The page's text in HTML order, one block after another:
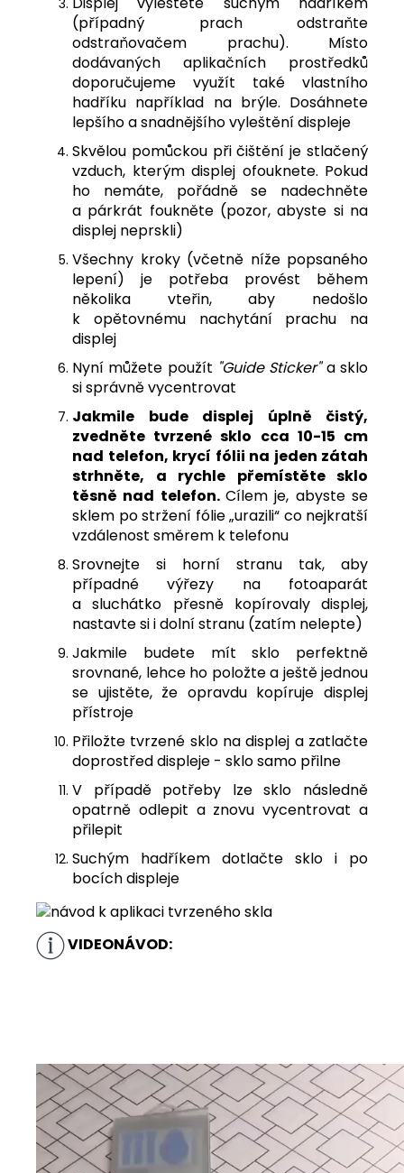
(případný prach odstraňte
odstraňovačem prachu). Místo
dodávaných aplikačních prostředků
doporučujeme využít také vlastního
hadříku například na brýle. Dosáhnete
lepšího a snadnějšího vyleštění displeje
Skvělou pomůckou při čištění je stlačený
vzduch, kterým displej ofouknete. Pokud
ho nemáte, pořádně se nadechněte
a párkrát foukněte (pozor, abyste si na
displej neprskli)
Všechny kroky (včetně níže popsaného
lepení) je potřeba provést během
několika vteřin, aby nedošlo
k opětovnému nachytání prachu na
displej
Nyní můžete použít "Guide Sticker"a sklo
si správně vycentrovat
Jakmile bude displej úplně čistý,
zvedněte tvrzené sklo cca 10-15 cm
nad telefon, krycí fólii na jeden zátah
strhněte, a rychle přemístěte sklo
těsně nad telefon. Cílem je, abyste se
sklem po stržení fólie „urazili“ co nejkratší
vzdálenost směrem k telefonu
Srovnejte si horní stranu tak, aby
případné výřezy na fotoaparát
a sluchátko přesně kopírovaly displej,
nastavte si i dolní stranu (zatím nelepte)
Jakmile budete mít sklo perfektně
srovnané, lehce ho položte a ještě jednou
se ujistěte, že opravdu kopíruje displej
přístroje
Přiložte tvrzené sklo na displej a zatlačte
doprostřed displeje - sklo samo přilne
V případě potřeby lze sklo následně
opatrně odlepit a znovu vycentrovat a
přilepit
Suchým hadříkem dotlačte sklo i po
bocích displeje
VIDEONÁVOD: